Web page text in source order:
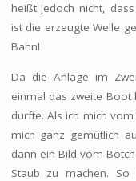
heißt jedoch nicht,
ist die erzeugte Welle
Bahn!
Da die Anlage im
einmal das zweite Boot
durfte. Als ich mich
mich ganz gemütlich
dann ein Bild vom
Staub zu machen.